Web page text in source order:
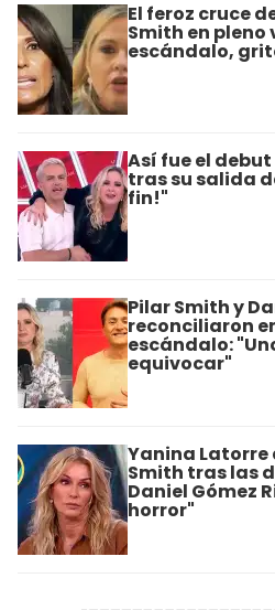
El feroz cruce
Smith en pleno
escándalo,
Así fue el debut
tras su salida
fin!"
Pilar Smith y
reconciliaron
escándalo:
equivocar"
Yanina Latorre
Smith tras las
Daniel Gómez
horror"